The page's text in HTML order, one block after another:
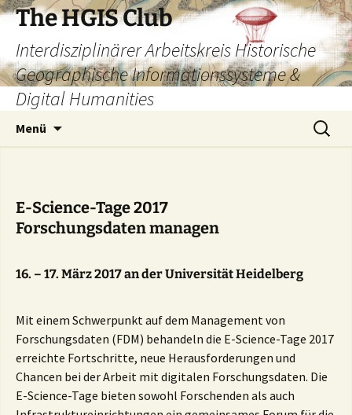
Zum
Inhalt
springen
The HGIS Club
Interdisziplinärer Arbeitskreis Historische
Geographische Informationssysteme &
Digital Humanities
Menü
Suchen
nach:
E-Science-Tage 2017
Forschungsdaten managen
16. – 17. März 2017 an der Universität Heidelberg
Mit einem Schwerpunkt auf dem Management von
Forschungsdaten (FDM) behandeln die E-Science-Tage 2017
erreichte Fortschritte, neue Herausforderungen und
Chancen bei der Arbeit mit digitalen Forschungsdaten. Die
E-Science-Tage bieten sowohl Forschenden als auch